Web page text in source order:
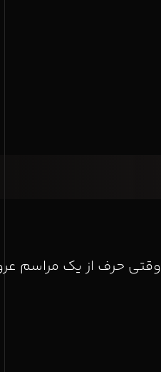
تماس با تیم پرسام استدیو – ۰۹۱۳۲۸۸۹۳۷۰